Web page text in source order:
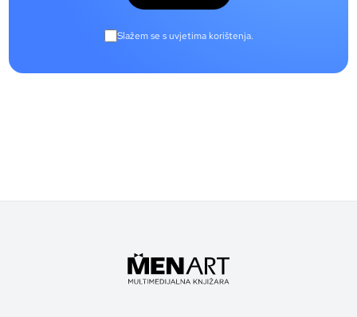
Slažem se s uvjetima korištenja.